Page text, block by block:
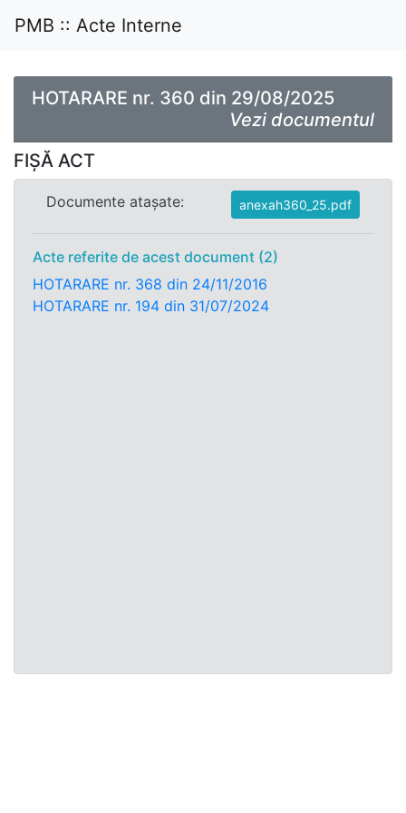
PMB :: Acte Interne
HOTARARE nr. 360 din 29/08/2025
Vezi documentul
FIȘĂ ACT
Documente atașate: anexah360_25.pdf
Acte referite de acest document (2)
HOTARARE nr. 368 din 24/11/2016
HOTARARE nr. 194 din 31/07/2024